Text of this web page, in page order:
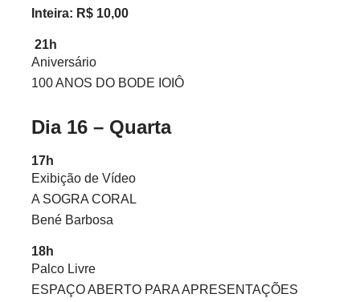
Inteira: R$ 10,00
21h
Aniversário
100 ANOS DO BODE IOIÔ
Dia 16 – Quarta
17h
Exibição de Vídeo
A SOGRA CORAL
Bené Barbosa
18h
Palco Livre
ESPAÇO ABERTO PARA APRESENTAÇÕES